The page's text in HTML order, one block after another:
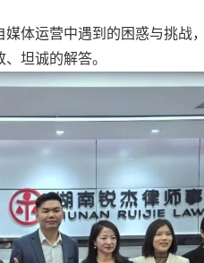
运营中遇到的困惑与挑战
坦诚的解答。